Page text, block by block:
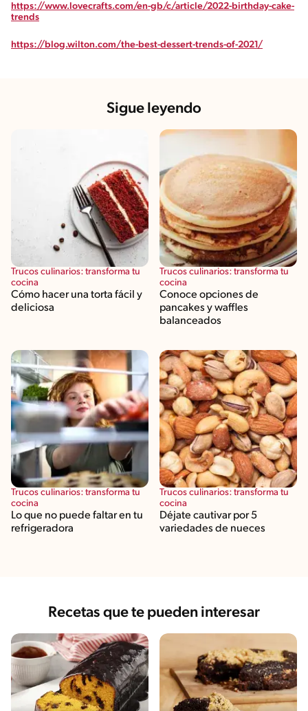
https://www.lovecrafts.com/en-gb/c/article/2022-birthday-cake-
trends
https://blog.wilton.com/the-best-dessert-trends-of-2021/
Sigue leyendo
Trucos culinarios: transforma tu
cocina
Cómo hacer una torta fácil y
deliciosa
Trucos culinarios: transforma tu
cocina
Conoce opciones de
pancakes y waffles
balanceados
Trucos culinarios: transforma tu
cocina
Lo que no puede faltar en tu
refrigeradora
Trucos culinarios: transforma tu
cocina
Déjate cautivar por 5
variedades de nueces
Recetas que te pueden interesar